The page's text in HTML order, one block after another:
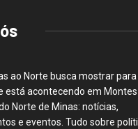
ao Norte busca mostrar para
está acontecendo em Montes
Norte de Minas: notícias,
e eventos. Tudo sobre